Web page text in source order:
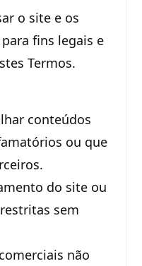
o site e os
fins legais e
Termos.
conteúdos
ou que
do site ou
sem
não